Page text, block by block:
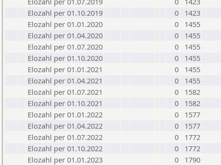
Elozahl per 01.10.2019
0
1423
Elozahl per 01.01.2020
0
1455
Elozahl per 01.04.2020
0
1455
Elozahl per 01.07.2020
0
1455
Elozahl per 01.10.2020
0
1455
Elozahl per 01.01.2021
0
1455
Elozahl per 01.04.2021
0
1455
Elozahl per 01.07.2021
0
1582
Elozahl per 01.10.2021
0
1582
Elozahl per 01.01.2022
0
1577
Elozahl per 01.04.2022
0
1577
Elozahl per 01.07.2022
0
1772
Elozahl per 01.10.2022
0
1772
Elozahl per 01.01.2023
0
1790